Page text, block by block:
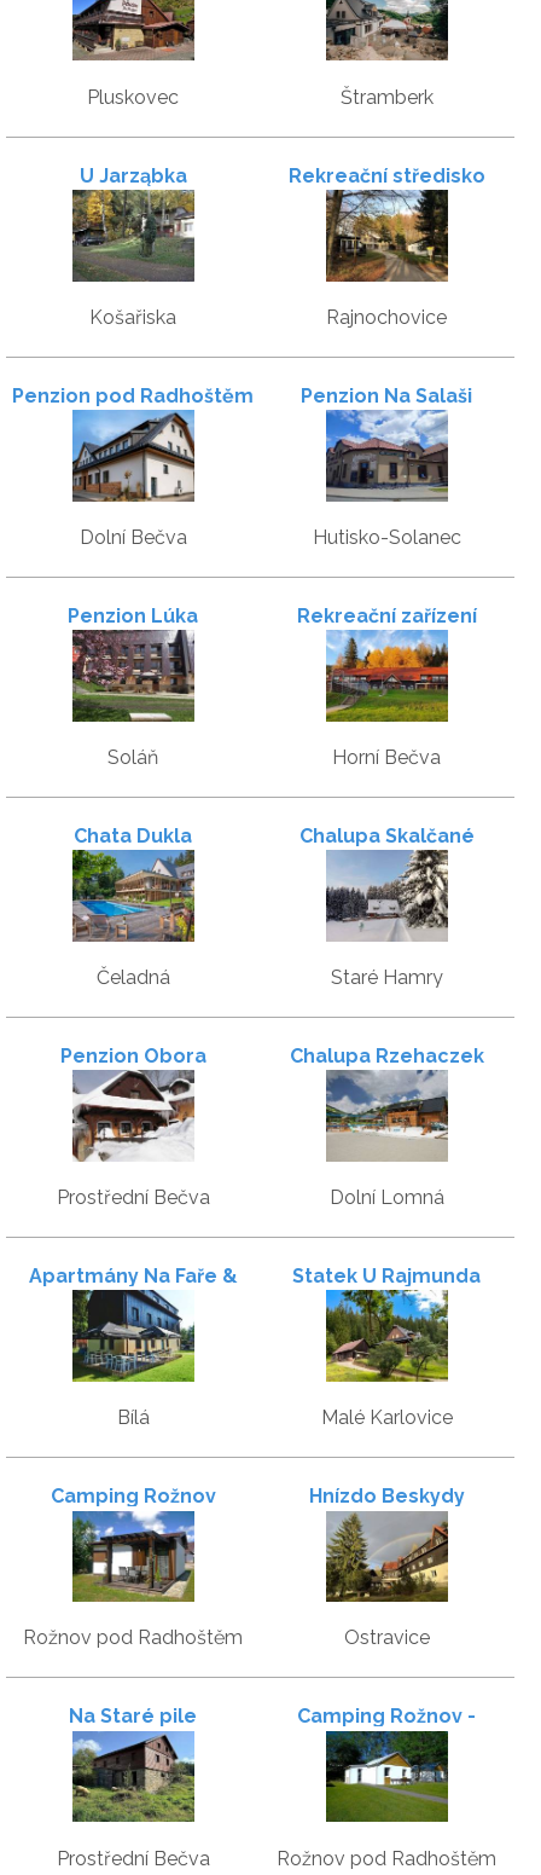
Pluskovec Štramberk
U Jarząbka
Košařiska
Rekreační středisko
Tesák
Rajnochovice
Penzion pod Radhoštěm
Dolní Bečva
Penzion Na Salaši
Hutisko-Solanec
Penzion Lúka
Soláň
Rekreační zařízení
Vítkovice
Horní Bečva
Chata Dukla
Čeladná
Chalupa Skalčané
Staré Hamry
Penzion Obora
Prostřední Bečva
Chalupa Rzehaczek
Dolní Lomná
Apartmány Na Faře &
Stodola Na Bílé
Bílá
Statek U Rajmunda
zemědělská farma
Malé Karlovice
Camping Rožnov
Apartmány
Rožnov pod Radhoštěm
Hnízdo Beskydy
Ostravice
Na Staré pile
Prostřední Bečva
Camping Rožnov -
Bungalovy
Rožnov pod Radhoštěm